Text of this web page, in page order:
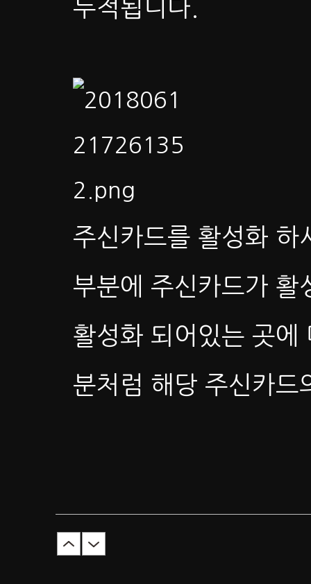
누적됩니다.
주신카드를 활성화 하
부분에 주신카드가 활
활성화 되어있는 곳에
분처럼 해당 주신카드